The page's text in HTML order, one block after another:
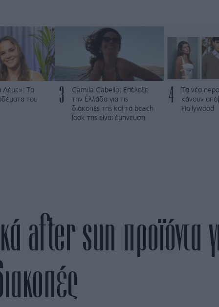
Λέμε»: Τα
του
3
Camila Cabello: Επέλεξε
την Ελλάδα για τις
διακοπές της και τα beach
look της είναι έμπνευση
4
Τα νέα
κάνουν
Hollywood
after sun προϊόντα